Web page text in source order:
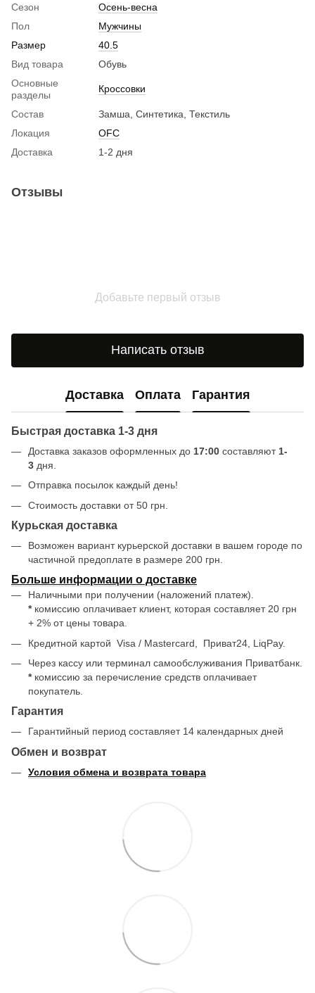
Сезон
Осень-весна
Пол
Мужчины
Размер
40.5
Вид товара
Обувь
Основные
разделы
Кроссовки
Состав
Замша, Синтетика, Текстиль
Локация
OFC
Доставка
1-2 дня
Отзывы
Добавьте первый отзыв
Написать отзыв
Доставка Оплата Гарантия
Быстрая доставка 1-3 дня
Доставка заказов оформленных до 17:00 составляют1-
3 дня.
Отправка посылок каждый день!
Стоимость доставки от 50 грн.
Курьская доставка
Возможен вариант курьерской доставки в вашем городе по
частичной предоплате в размере 200 грн.
Больше информации о доставке
Наличными при получении (наложений платеж).
* комиссию оплачивает клиент, которая составляет 20 грн
+ 2% от цены товара.
Кредитной картой Visa / Mastercard, Приват24, LiqPay.
Через кассу или терминал самообслуживания Приватбанк.
* комиссию за перечисление средств оплачивает
покупатель.
Гарантия
Гарантийный период составляет 14 календарных дней
Обмен и возврат
Условия обмена и возврата товара